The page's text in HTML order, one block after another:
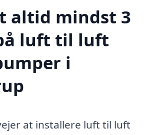
altid mindst 3
luft til luft
i
at installere luft til luft